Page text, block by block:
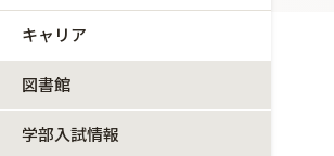
キャリア
図書館
学部入試情報